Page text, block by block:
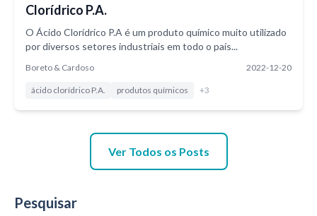
Clorídrico P.A.
O Ácido Clorídrico P.A é um produto químico muito utilizado
por diversos setores industriais em todo o país...
Boreto & Cardoso 2022-12-20
ácido clorídrico P.A. produtos químicos +3
Ver Todos os Posts
Pesquisar